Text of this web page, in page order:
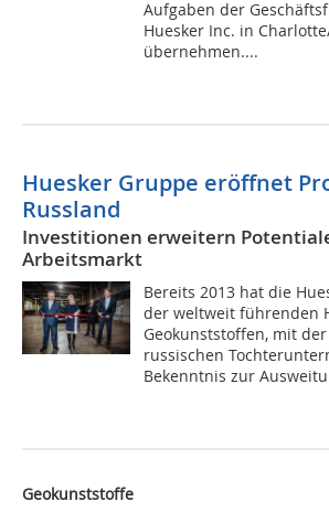
Aufgaben der
Huesker Inc. in
übernehmen....
Huesker Gruppe eröffnet
Russland
Investitionen erweitern
Arbeitsmarkt
Bereits 2013 hat die
der weltweit führenden
Geokunststoffen, mit
russischen
Bekenntnis zur
Geokunststoffe